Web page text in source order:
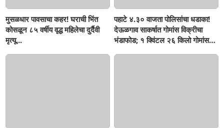
मुसळधार पावसाचा कहर! घराची भिंत
कोसळून ८५ वर्षीय वृद्ध महिलेचा दुर्दैवी
मृत्यू...
पहाटे ४.३० वाजता पोलिसांचा धडाका!
देऊळगाव साकर्षात गोमांस विक्रीचा
भंडाफोड; १ क्विंटल २६ किलो गोमांस